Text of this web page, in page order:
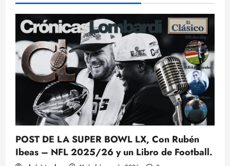
POST DE LA SUPER BOWL LX, Con Rubén
Ibeas – NFL 2025/26 y un Libro de Football.